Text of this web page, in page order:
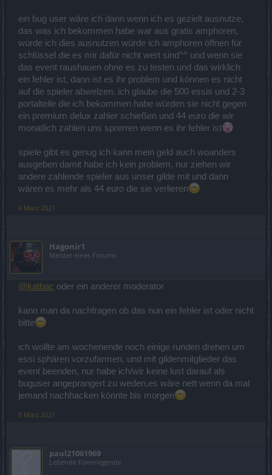
ein bug user wäre ich dann wenn ich es gezielt ausnutze,
das was ich bekommen habe war aus gratis amphoren,
würde ich dies ausnutzen würde ich amphoren öffnen für
schlüssel die es mir dafür nicht wert sind^^ und wenn sie
das event raushauen ohne es zu testen und das wirklich
ein fehler ist, dann ist es ihr problem und können es nicht
auf die spieler abwelzen. ich glaube die 500 essis und 2-3
portalteile die ich bekommen habe würden sie nicht gegen
ein premium delux zahler schießen und 44 euro die wir
monatlich zahlen uns sprerren wenn es ihr fehler ist
spiele gibt es genug ich kann mein geld auch woanders
ausgeben damit habe ich kein problem, nur ziehen wir
andere zahlende spieler aus unser gilde mit und dann
wären es mehr als 44 euro die sie verlieren
4 März 2021
Hagonir1
Meister eines Forums
@katbac oder ein anderer moderator
kann man da nachfragen ob das nun ein fehler ist oder nicht
bitte
ich wollte am wochenende noch einige runden drehen um
essi sphären vorzufarmen, und mit gildenmitglieder das
event beenden, nur habe ich/wir keine lust darauf als
buguser angeprangert zu weden,es wäre nett wenn da mal
jemand nachhacken könnte bis morgen
5 März 2021
paul21061969
Lebende Forenlegende